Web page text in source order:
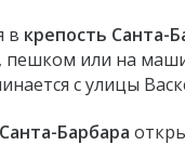
в крепость Санта-
пешком или на
с улицы
Санта-Барбара